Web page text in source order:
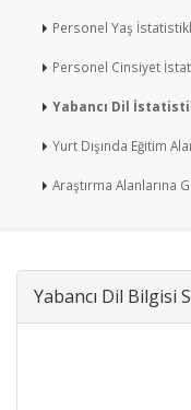
Personel Yaş
Personel Cinsiyet
Yabancı Dil
Yurt Dışında Eğitim
Araştırma Alanlarına
Yabancı Dil Bilgisi